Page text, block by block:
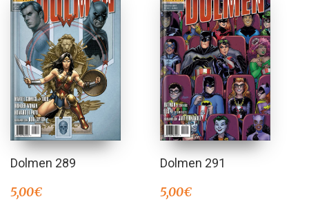
Dolmen 289
5,00€
Dolmen 291
5,00€